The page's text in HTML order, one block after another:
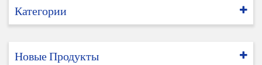
Категории
Новые Продукты